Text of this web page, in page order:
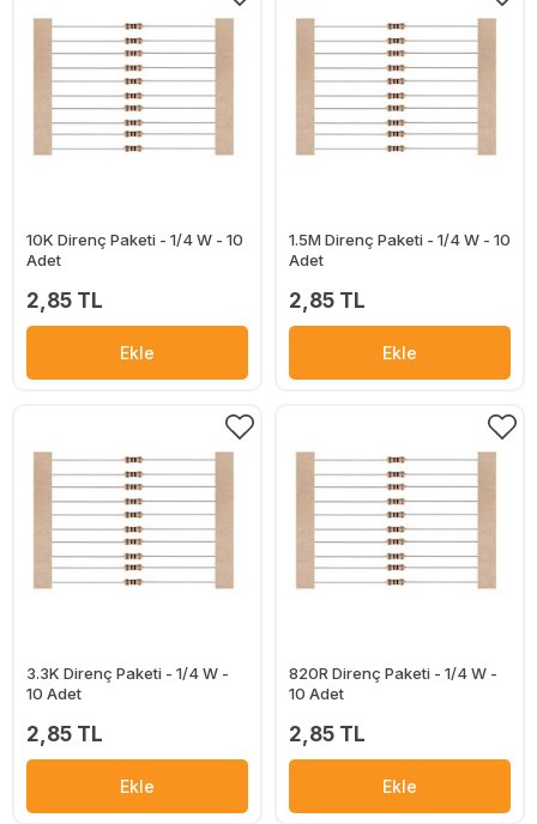
10K Direnç Paketi - 1/4 W - 10
Adet
2,85 TL
Ekle
1.5M Direnç Paketi - 1/4 W - 10
Adet
2,85 TL
Ekle
3.3K Direnç Paketi - 1/4 W -
10 Adet
2,85 TL
Ekle
820R Direnç Paketi - 1/4 W -
10 Adet
2,85 TL
Ekle